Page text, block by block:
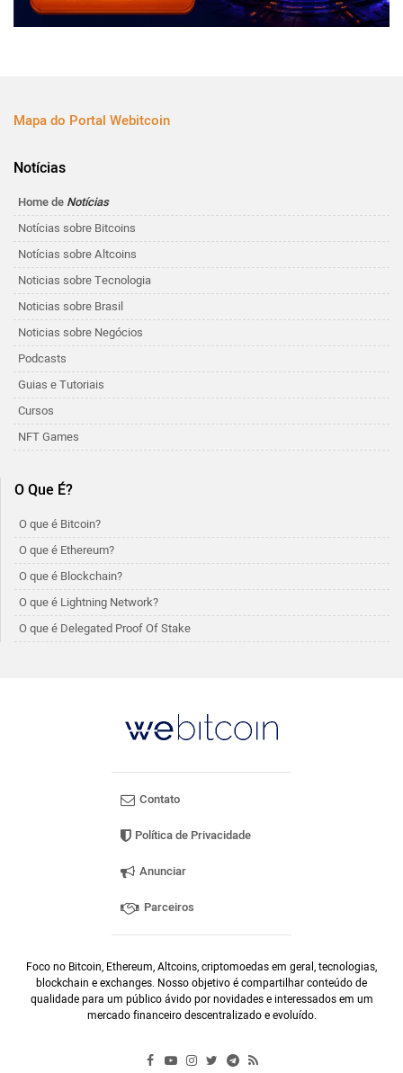
Mapa do Portal Webitcoin
Notícias
Home de Notícias
Notícias sobre Bitcoins
Notícias sobre Altcoins
Noticias sobre Tecnologia
Noticias sobre Brasil
Noticias sobre Negócios
Podcasts
Guias e Tutoriais
Cursos
NFT Games
O Que É?
O que é Bitcoin?
O que é Ethereum?
O que é Blockchain?
O que é Lightning Network?
O que é Delegated Proof Of Stake
Contato
Política de Privacidade
Anunciar
Parceiros
Foco no Bitcoin, Ethereum, Altcoins, criptomoedas em geral, tecnologias,
blockchain e exchanges. Nosso objetivo é compartilhar conteúdo de
qualidade para um público ávido por novidades e interessados em um
mercado financeiro descentralizado e evoluído.